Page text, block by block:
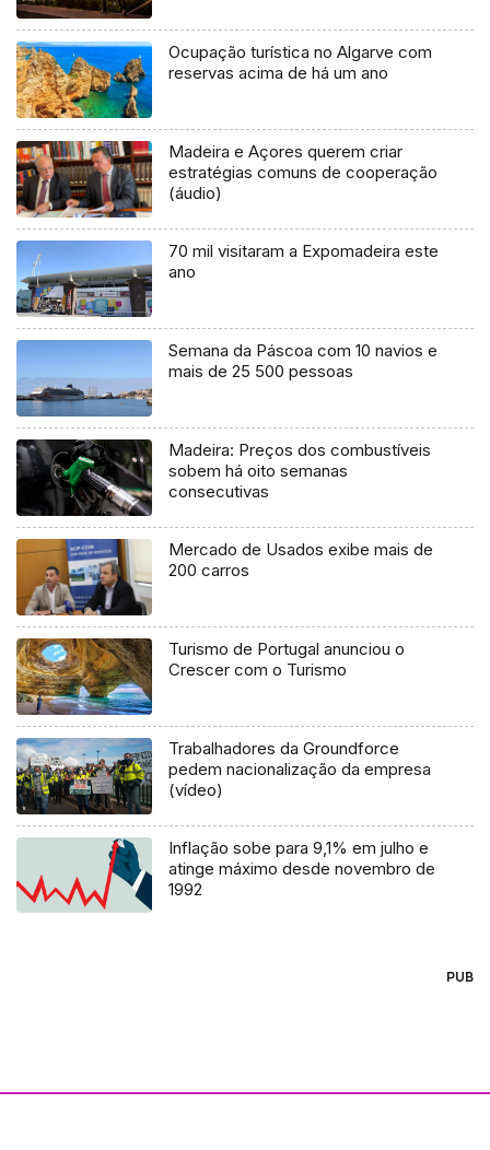
Ocupação turística no Algarve com
reservas acima de há um ano
Madeira e Açores querem criar
estratégias comuns de cooperação
(áudio)
70 mil visitaram a Expomadeira este
ano
Semana da Páscoa com 10 navios e
mais de 25 500 pessoas
Madeira: Preços dos combustíveis
sobem há oito semanas
consecutivas
Mercado de Usados exibe mais de
200 carros
Turismo de Portugal anunciou o
Crescer com o Turismo
Trabalhadores da Groundforce
pedem nacionalização da empresa
(vídeo)
Inflação sobe para 9,1% em julho e
atinge máximo desde novembro de
1992
PUB